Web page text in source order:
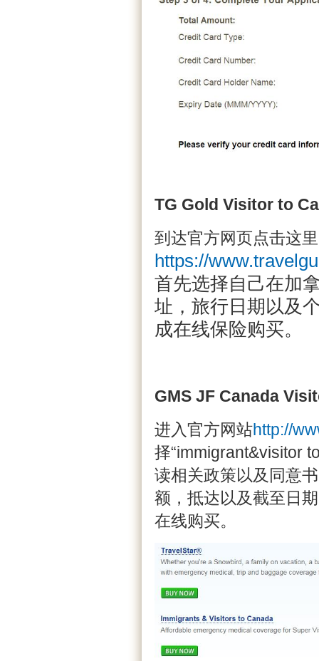
TG Gold Visitor to
到达官方网页点击这里
https://
首先选择自己在加
址，旅行日期以及
成在线保险购买。
GMS JF Canada
进入官方网站http://
择“immigrant&visitor
读相关政策以及同意
额，抵达以及截至日
在线购买。